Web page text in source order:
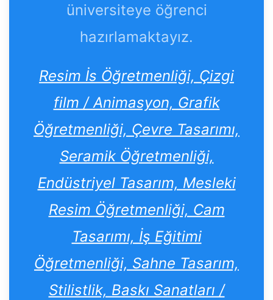
üniversiteye öğrenci
hazırlamaktayız.
Resim İs Öğretmenliği, Çizgi
film / Animasyon, Grafik
Öğretmenliği, Çevre Tasarımı,
Seramik Öğretmenliği,
Endüstriyel Tasarım, Mesleki
Resim Öğretmenliği, Cam
Tasarımı, İş Eğitimi
Öğretmenliği, Sahne Tasarım,
Stilistlik, Baskı Sanatları /